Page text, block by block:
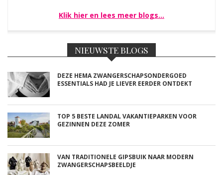
Klik hier en lees meer blogs…
NIEUWSTE BLOGS
DEZE HEMA ZWANGERSCHAPSONDERGOED
ESSENTIALS HAD JE LIEVER EERDER ONTDEKT
TOP 5 BESTE LANDAL VAKANTIEPARKEN VOOR
GEZINNEN DEZE ZOMER
VAN TRADITIONELE GIPSBUIK NAAR MODERN
ZWANGERSCHAPSBEELDJE